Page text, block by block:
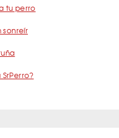
tu perro
sonreír